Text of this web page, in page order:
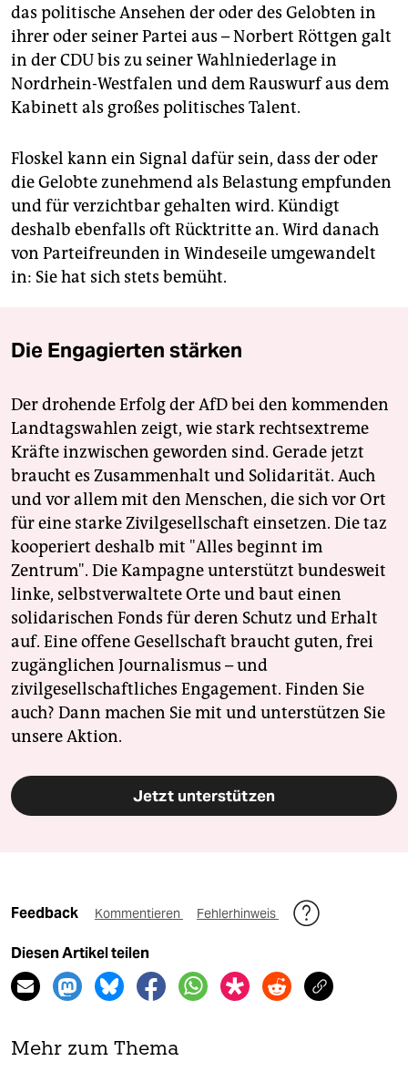
das politische Ansehen der oder des Gelobten in
ihrer oder seiner Partei aus – Norbert Röttgen galt
in der CDU bis zu seiner Wahlniederlage in
Nordrhein-Westfalen und dem Rauswurf aus dem
Kabinett als großes politisches Talent.
Floskel kann ein Signal dafür sein, dass der oder
die Gelobte zunehmend als Belastung empfunden
und für verzichtbar gehalten wird. Kündigt
deshalb ebenfalls oft Rücktritte an. Wird danach
von Parteifreunden in Windeseile umgewandelt
in: Sie hat sich stets bemüht.
Die Engagierten stärken
Der drohende Erfolg der AfD bei den kommenden
Landtagswahlen zeigt, wie stark rechtsextreme
Kräfte inzwischen geworden sind. Gerade jetzt
braucht es Zusammenhalt und Solidarität. Auch
und vor allem mit den Menschen, die sich vor Ort
für eine starke Zivilgesellschaft einsetzen. Die taz
kooperiert deshalb mit "Alles beginnt im
Zentrum". Die Kampagne unterstützt bundesweit
linke, selbstverwaltete Orte und baut einen
solidarischen Fonds für deren Schutz und Erhalt
auf. Eine offene Gesellschaft braucht guten, frei
zugänglichen Journalismus – und
zivilgesellschaftliches Engagement. Finden Sie
auch? Dann machen Sie mit und unterstützen Sie
unsere Aktion.
Jetzt unterstützen
Feedback Kommentieren Fehlerhinweis
Diesen Artikel teilen
Mehr zum Thema